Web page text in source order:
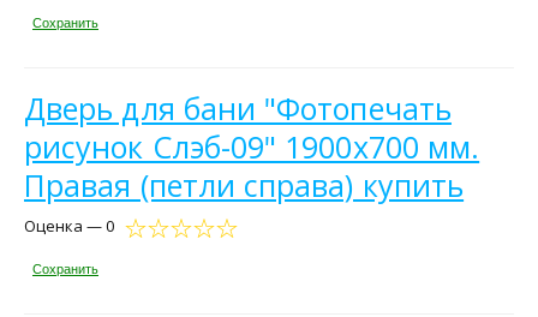
Сохранить
Дверь для бани "Фотопечать
рисунок Слэб-09" 1900х700 мм.
Правая (петли справа) купить
Оценка — 0
Сохранить